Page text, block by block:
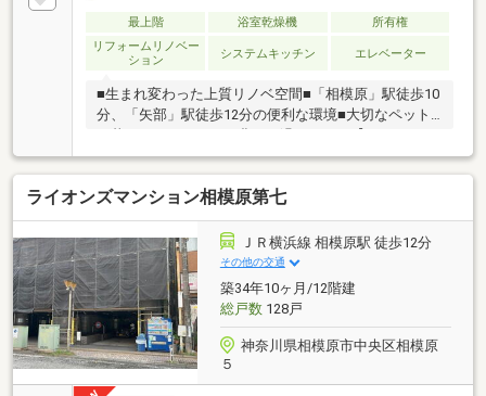
最上階 浴室乾燥機
所有権
リフォームリノベー
ション
システムキッチン エレベーター
■生まれ変わった上質リノベ空間■「相模原」駅徒歩10
分、「矢部」駅徒歩12分の便利な環境■大切なペット
ア】と【エクステリア】カーポートや楽しめる庭、こ
の充実度で変わってきます。これらを一括で購入でき
その代金を住宅ローンに組み込むことが可能なサービ
スそれがやどかリッチです。※東京MXテレビ「カンニ
ング竹山のイチバン研究所」２０２３年７月１日放送
■やりとり不要で内覧確定可能■赤色の見学予約ボタン
から最短２分で完了
ライオンズマンション相模原第七
ＪＲ横浜線 相模原駅 徒歩12分
その他の交通
築34年10ヶ月/12階建
総戸数128戸
神奈川県相模原市中央区相模原
５